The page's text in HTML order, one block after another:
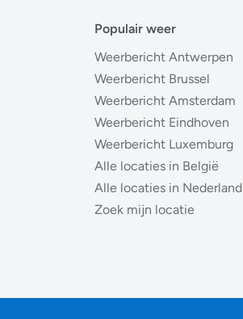
Populair weer
Weerbericht Antwerpen
Weerbericht Brussel
Weerbericht Amsterdam
Weerbericht Eindhoven
Weerbericht Luxemburg
Alle locaties in België
Alle locaties in Nederland
Zoek mijn locatie